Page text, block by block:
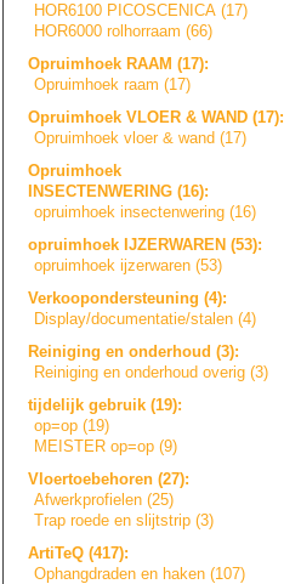
HOR6100 PICOSCENICA (17)
HOR6000 rolhorraam (66)
Opruimhoek RAAM (17):
Opruimhoek raam (17)
Opruimhoek VLOER & WAND (17):
Opruimhoek vloer & wand (17)
Opruimhoek
INSECTENWERING (16):
opruimhoek insectenwering (16)
opruimhoek IJZERWAREN (53):
opruimhoek ijzerwaren (53)
Verkoopondersteuning (4):
Display/documentatie/stalen (4)
Reiniging en onderhoud (3):
Reiniging en onderhoud overig (3)
tijdelijk gebruik (19):
op=op (19)
MEISTER op=op (9)
Vloertoebehoren (27):
Afwerkprofielen (25)
Trap roede en slijtstrip (3)
ArtiTeQ (417):
Ophangdraden en haken (107)